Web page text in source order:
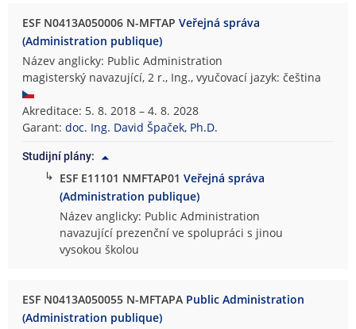
ESF N0413A050006 N-MFTAPVeřejná správa
(Administration publique)
Název anglicky: Public Administration
magisterský navazující, 2 r., Ing., vyučovací jazyk: čeština
Akreditace: 5. 8. 2018 – 4. 8. 2028
Garant:doc. Ing. David Špaček, Ph.D.
Studijní plány:
↳ ESF E11101 NMFTAP01Veřejná správa
(Administration publique)
Název anglicky: Public Administration
navazující prezenční ve spolupráci s jinou
vysokou školou
ESF N0413A050055 N-MFTAPA Public Administration
(Administration publique)